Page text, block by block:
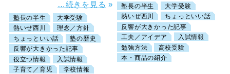
…続きを見る »
塾長の半生
大学受験
熱いぜ西川
理念／方針
ちょっといい話
塾の歴史
反響が大きかった記事
役立つ情報
入試情報
子育て／育児
学校情報
塾長の半生
大学受験
熱いぜ西川
ちょっといい話
反響が大きかった記事
工夫／アイデア
入試情報
勉強方法
高校受験
本・商品の紹介